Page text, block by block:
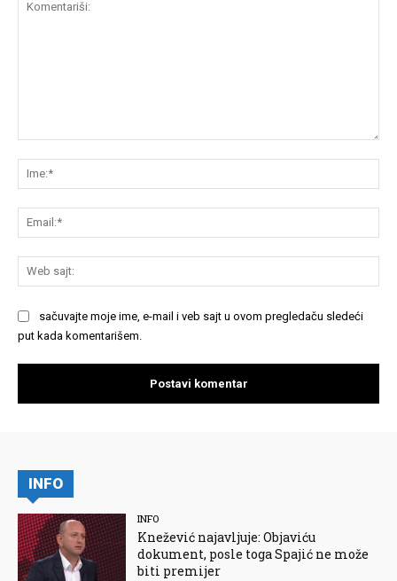
sačuvajte moje ime, e-mail i veb sajt u ovom pregledaču sledeći
put kada komentarišem.
INFO
INFO
Knežević najavljuje: Objaviću
dokument, posle toga Spajić ne može
biti premijer